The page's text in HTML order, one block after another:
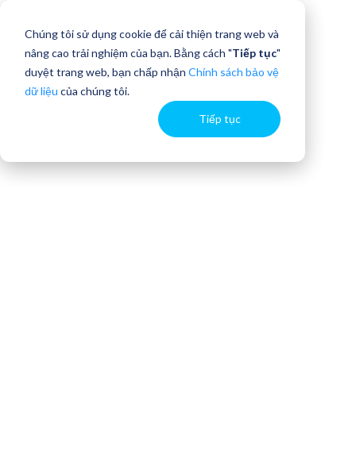
Chúng tôi sử dụng cookie để cải thiện trang web và
nâng cao trải nghiệm của bạn. Bằng cách "Tiếp tục"
duyệt trang web, bạn chấp nhận Chính sách bảo vệ
dữ liệu của chúng tôi.
Tiếp tục